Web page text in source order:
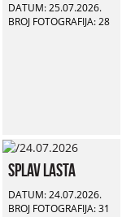
DATUM: 25.07.2026.
BROJ FOTOGRAFIJA: 28
Splav Lasta
DATUM: 24.07.2026.
BROJ FOTOGRAFIJA: 31